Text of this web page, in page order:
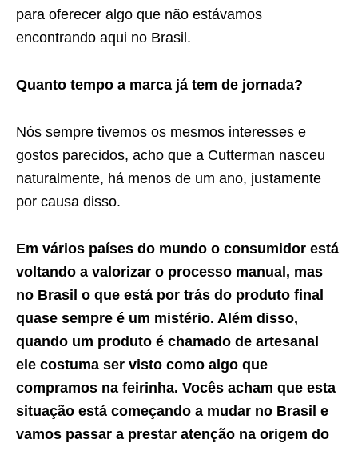
para oferecer algo que não estávamos
encontrando aqui no Brasil.
Quanto tempo a marca já tem de jornada?
Nós sempre tivemos os mesmos interesses e
gostos parecidos, acho que a Cutterman nasceu
naturalmente, há menos de um ano, justamente
por causa disso.
Em vários países do mundo o consumidor está
voltando a valorizar o processo manual, mas
no Brasil o que está por trás do produto final
quase sempre é um mistério. Além disso,
quando um produto é chamado de artesanal
ele costuma ser visto como algo que
compramos na feirinha. Vocês acham que esta
situação está começando a mudar no Brasil e
vamos passar a prestar atenção na origem do